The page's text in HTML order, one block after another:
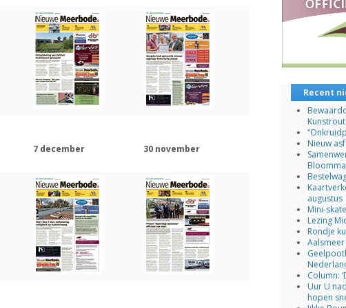
7 december 30 november
Recent
Nieuw
augustus
Mini-
Lezing
Rondje
Column:
Uur U
hopen